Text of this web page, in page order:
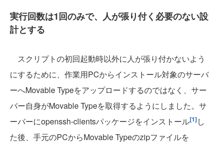
実行回数は1回のみで、人が張り付く必要のない設
計とする
スクリプトの初回起動時以外に人が張り付かないよう
にするために、作業用PCからインストール対象のサーバ
ーへMovable Typeをアップロードするのではなく、サー
バー自身がMovable Typeを取得するようにしました。サ
ーバーにopenssh-clientsパッケージをインストール[1]し
た後、手元のPCからMovable Typeのzipファイルを